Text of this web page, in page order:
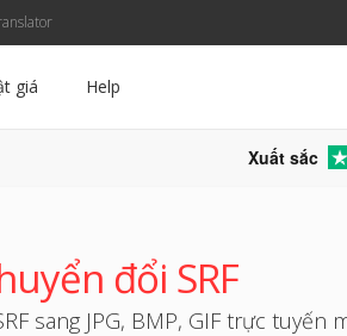
giá Help
Xuất sắc
đổi SRF
sang JPG, BMP, GIF trực tuyến